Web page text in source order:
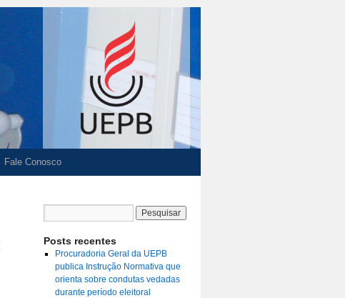
Fale Conosco
Posts recentes
Procuradoria Geral da UEPB
publica Instrução Normativa que
orienta sobre condutas vedadas
durante período eleitoral